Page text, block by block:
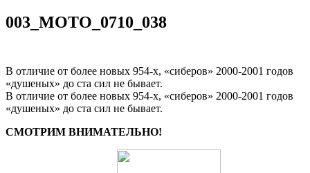
003_MOTO_0710_038
В отличие от более новых 954‑х, «сиберов» 2000‑2001 годов
«душеных» до ста сил не бывает.
В отличие от более новых 954‑х, «сиберов» 2000‑2001 годов
«душеных» до ста сил не бывает.
СМОТРИМ ВНИМАТЕЛЬНО!